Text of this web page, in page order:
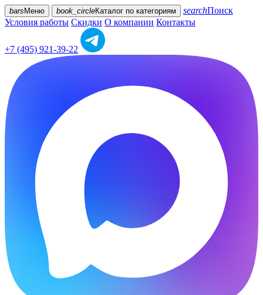
bars Меню book_circleКаталог по категориям searchПоиск
Условия работы Скидки О компании Контакты
+7 (495) 921-39-22